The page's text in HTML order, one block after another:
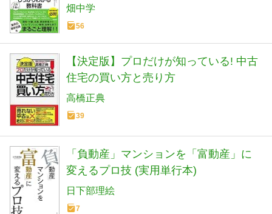
畑中学
56
【決定版】プロだけが知っている! 中古
住宅の買い方と売り方
高橋正典
39
「負動産」マンションを「富動産」に
変えるプロ技 (実用単行本)
日下部理絵
7